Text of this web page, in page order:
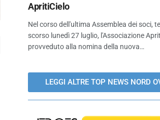
ApritiCielo
Nel corso dell'ultima Assemblea dei soci,
scorso lunedì 27 luglio, l'Associazione
provveduto alla nomina della nuova…
LEGGI ALTRE TOP NEWS NORD